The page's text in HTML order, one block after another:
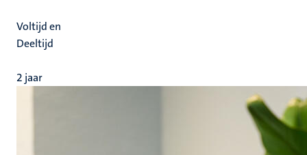
Voltijd en
Deeltijd
2 jaar